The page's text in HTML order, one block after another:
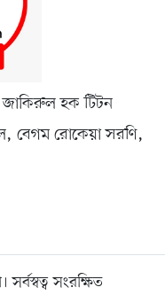
হক টিটন
বেগম রোকেয়া সরণি,
সংরক্ষিত